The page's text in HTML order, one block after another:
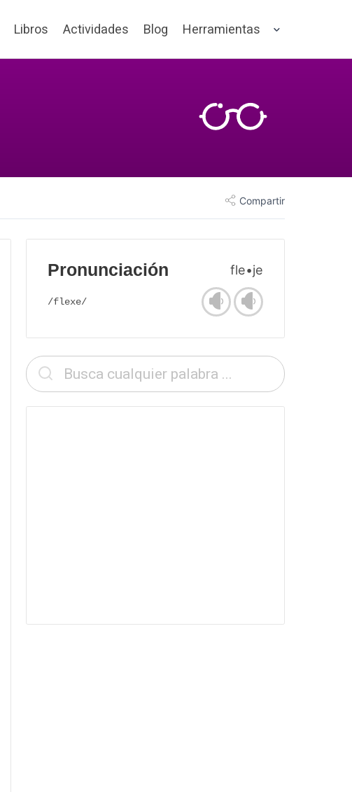
Libros Actividades Blog Herramientas
Compartir
Pronunciación fle•je
/flexe/